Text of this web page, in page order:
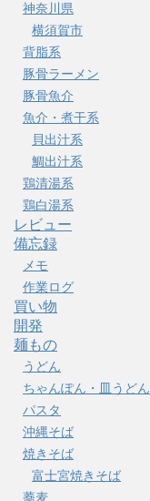
神奈川県
横須賀市
背脂系
豚骨ラーメン
豚骨魚介
魚介・煮干系
貝出汁系
鯛出汁系
鶏清湯系
鶏白湯系
レビュー
備忘録
メモ
作業ログ
買い物
開発
麺もの
うどん
ちゃんぽん・皿うどん
パスタ
沖縄そば
焼きそば
富士宮焼きそば
蕎麦